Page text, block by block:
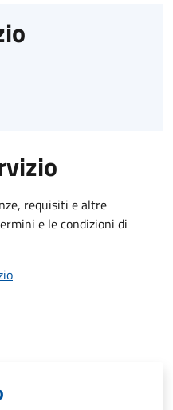
requisiti e altre
e le condizioni di